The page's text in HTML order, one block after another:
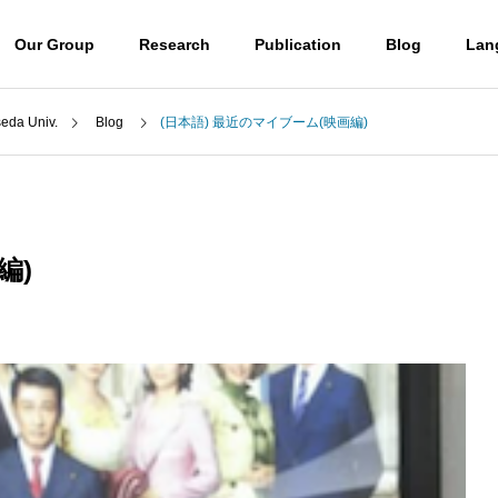
Our Group Research Publication Blog
Access
アクセス
Destroying molecules
分子をぶっ壊す。
ウミノヒカイ2026
(日本語) UBE学術振興財団第6
6回奨励賞贈呈式に参加しまし
た
Univ. Blog (日本語) 最近のマイブーム(映画編)
)